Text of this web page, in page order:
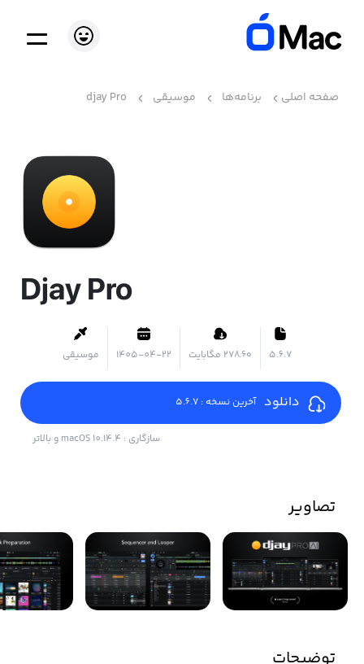
صفحه اصلی برنامه‌ها موسیقی djay Pro
Djay Pro
5.6.7 ۲۷۸.۶۰ مگابایت 1405-04-22 موسیقی
دانلود آخرین نسخه : 5.6.7
سازگاری : macOS 10.14.4 و بالاتر
تصاویر